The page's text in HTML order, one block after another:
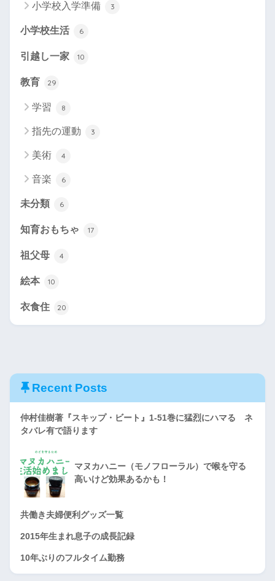
小学校入学準備 3
小学校生活 6
引越し一家 10
教育 29
学習 8
指先の運動 3
美術 4
音楽 6
未分類 6
知育おもちゃ 17
祖父母 4
絵本 10
衣食住 20
Recent Posts
仲村佳樹著『スキップ・ビート』1-51巻に猛烈にハマる ネ
タバレ有で語ります
マヌカハニー（モノフローラル）で喉を守る
高いけど効果あるかも！
共働き夫婦便利グッズ一覧
2015年生まれ息子の成長記録
10年ぶりのフルタイム勤務